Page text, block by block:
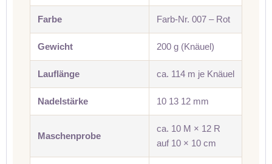
Farbe Farb-Nr. 007 – Rot
Gewicht 200 g (Knäuel)
Lauflänge ca. 114 m je Knäuel
Nadelstärke 10 13 12 mm
Maschenprobe
ca. 10 M × 12 R
auf 10 × 10 cm